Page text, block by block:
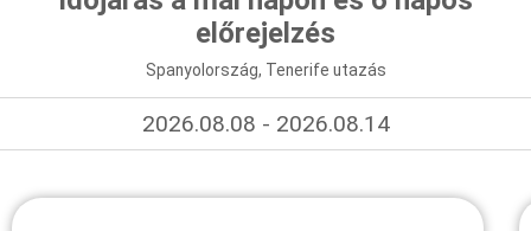
előrejelzés
Spanyolország, Tenerife utazás
2026.08.08 - 2026.08.14